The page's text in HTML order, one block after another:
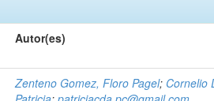
Autor(es)
Zenteno Gomez, Floro Pagel; Cornelio